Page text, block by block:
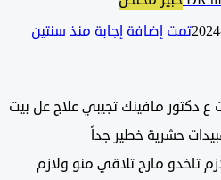
إضافة إجابة منذ سنتين
مافينك تجيبي علاج عل بيت
حشرية خطير جداً
مارح تلاقي منو ولازم